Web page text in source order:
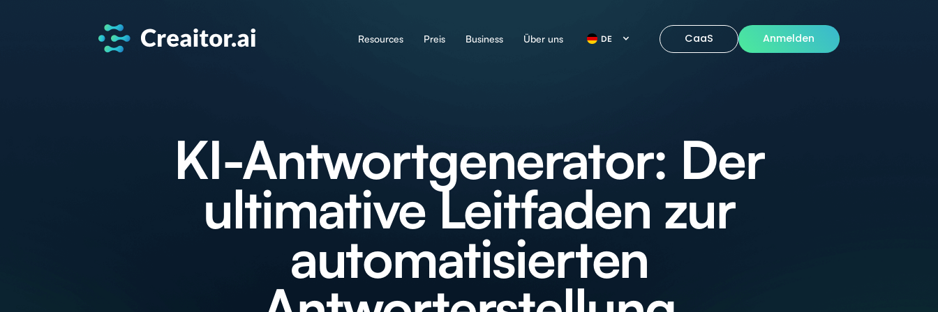
Resources Preis Business Über uns DE CaaS Anmelden
KI-Antwortgenerator: Der
ultimative Leitfaden zur
automatisierten